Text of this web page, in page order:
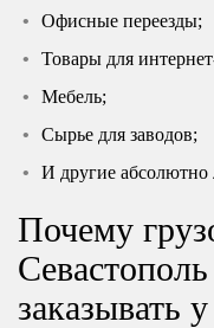
Офисные переезды;
Товары для
Мебель;
Сырье для заводов;
И другие
Почему
заказывать